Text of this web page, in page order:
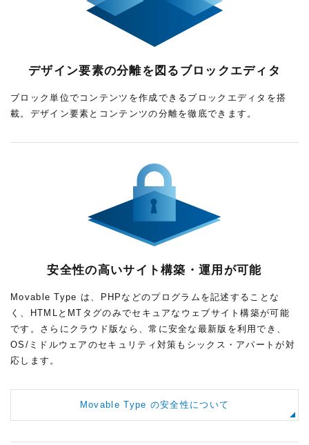
デザイン要素の分離を図るブロックエディタ
ブロック単位でコンテンツを作成できるブロックエディタを搭
載。デザイン要素とコンテンツの分離を徹底できます。
安全性の高いサイト構築・運用が可能
Movable Type は、PHPなどのプログラムを記述することな
く、HTMLとMTタグのみでセキュアなウェブサイト構築が可能
です。さらにクラウド版なら、常に安全な最新版を利用でき、
OS/ミドルウェアのセキュリティ対策もシックス・アパートが対
応します。
Movable Type の安全性について